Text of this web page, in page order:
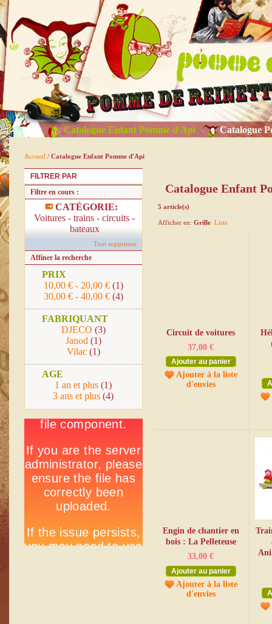
Catalogue Enfant Pomme d'Api Catalogue
Accueil / Catalogue Enfant Pomme d'Api
Catalogue Enfant
5 article(s)
Afficher en: Grille Liste
Circuit de voitures
37,00 €
Ajouter au panier
Ajouter à la liste
d'envies
Engin de chantier en
bois : La Pelleteuse
33,00 €
Ajouter au panier
Ajouter à la liste
d'envies
FILTRER PAR
Filtre en cours :
CATÉGORIE:
Voitures - trains - circuits -
bateaux
Tout supprimer
Affiner la recherche
PRIX
10,00 € - 20,00 € (1)
30,00 € - 40,00 € (4)
FABRIQUANT
DJECO (3)
Janod (1)
Vilac (1)
AGE
1 an et plus (1)
3 ans et plus (4)